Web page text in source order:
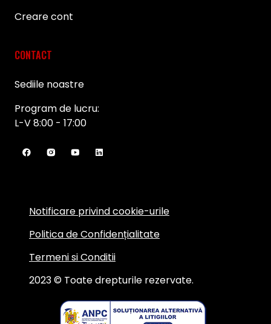
Creare cont
CONTACT
Sediile noastre
Program de lucru:
L-V 8:00 - 17:00
2023 © Toate drepturile rezervate.
Notificare privind cookie-urile
Politica de Confidențialitate
Termeni si Conditii